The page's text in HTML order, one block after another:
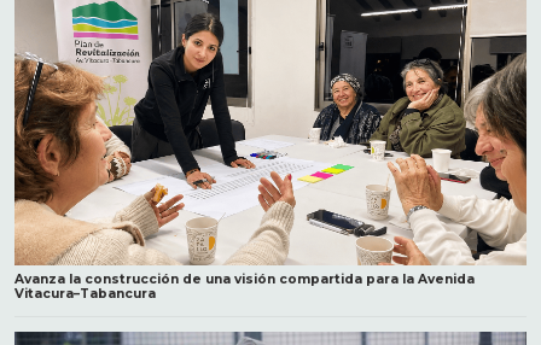
Avanza la construcción de una visión compartida para la Avenida
Vitacura–Tabancura